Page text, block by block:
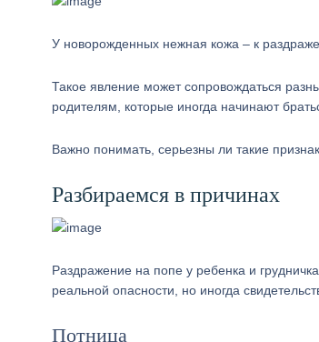
У новорожденных нежная кожа – к
Такое явление может сопровождаться
родителям, которые иногда начинают
Важно понимать, серьезны ли такие
Разбираемся в причинах
Раздражение на попе у ребенка и
реальной опасности, но иногда
Потница